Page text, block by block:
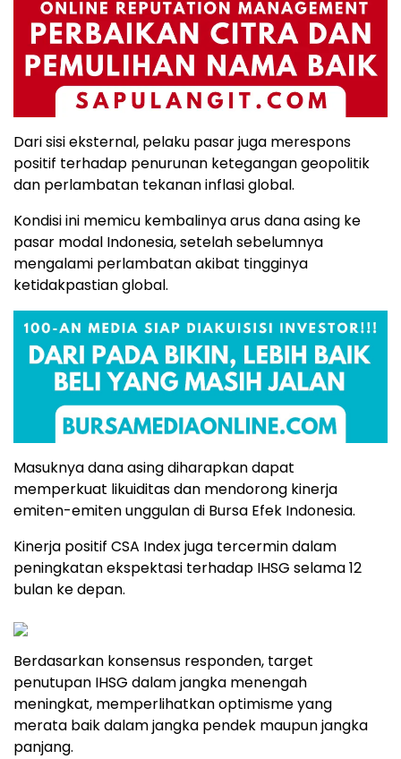
Darisisieksternal, pelaku pasarjuga merespons
positif terhadap penurunan ketegangangeopolitik
dan perlambatan tekananinflasiglobal.
Kondisiini memicu kembalinyaarusdanaasing ke
pasar modal Indonesia,setelahsebelumnya
mengalami perlambatanakibat tingginya
ketidakpastianglobal.
Masuknyadanaasingdiharapkandapat
memperkuat likuiditasdan mendorong kinerja
emiten-emitenunggulandi Bursa Efek Indonesia.
Kinerja positif CSA Indexjuga tercermindalam
peningkatanekspektasi terhadap IHSG selama12
bulan kedepan.
Berdasarkan konsensus responden, target
penutupan IHSG dalamjangka menengah
meningkat, memperlihatkanoptimismeyang
merata baikdalamjangka pendek maupunjangka
panjang.